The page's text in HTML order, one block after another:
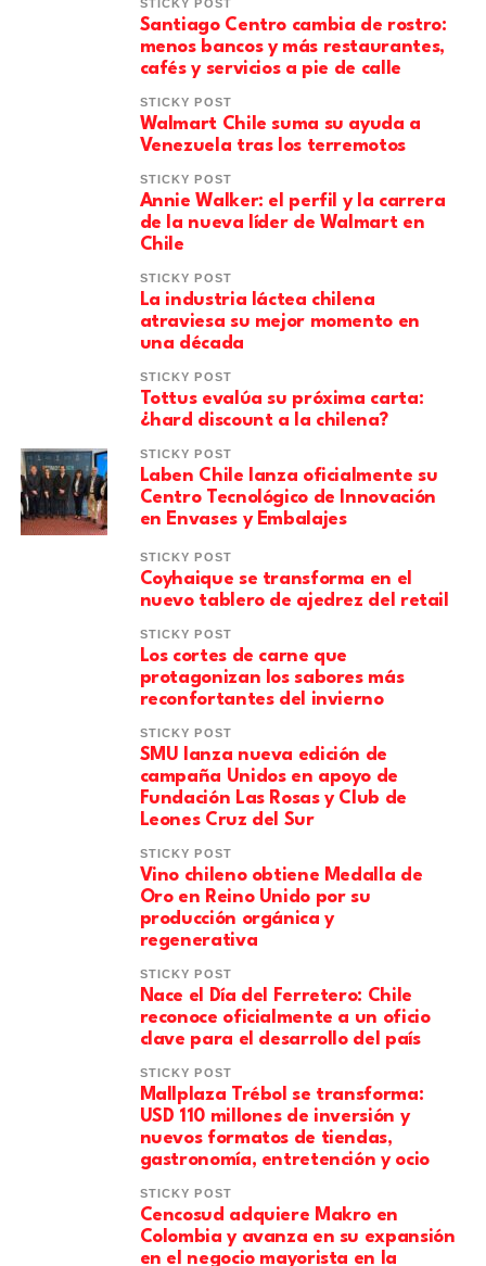
STICKY POST
Santiago Centro cambia de rostro:
menos bancos y más restaurantes,
cafés y servicios a pie de calle
STICKY POST
Walmart Chile suma su ayuda a
Venezuela tras los terremotos
STICKY POST
Annie Walker: el perfil y la carrera
de la nueva líder de Walmart en
Chile
STICKY POST
La industria láctea chilena
atraviesa su mejor momento en
una década
STICKY POST
Tottus evalúa su próxima carta:
¿hard discount a la chilena?
STICKY POST
Laben Chile lanza oficialmente su
Centro Tecnológico de Innovación
en Envases y Embalajes
STICKY POST
Coyhaique se transforma en el
nuevo tablero de ajedrez del retail
STICKY POST
Los cortes de carne que
protagonizan los sabores más
reconfortantes del invierno
STICKY POST
SMU lanza nueva edición de
campaña Unidos en apoyo de
Fundación Las Rosas y Club de
Leones Cruz del Sur
STICKY POST
Vino chileno obtiene Medalla de
Oro en Reino Unido por su
producción orgánica y
regenerativa
STICKY POST
Nace el Día del Ferretero: Chile
reconoce oficialmente a un oficio
clave para el desarrollo del país
STICKY POST
Mallplaza Trébol se transforma:
USD 110 millones de inversión y
nuevos formatos de tiendas,
gastronomía, entretención y ocio
STICKY POST
Cencosud adquiere Makro en
Colombia y avanza en su expansión
en el negocio mayorista en la